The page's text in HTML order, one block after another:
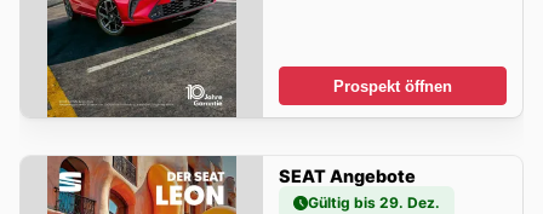
Prospekt öffnen
SEAT Angebote
Gültig bis 29. Dez.